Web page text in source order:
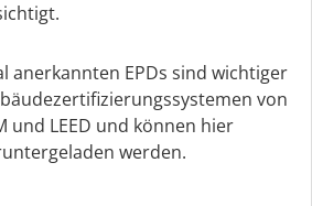
anerkannten EPDs sind wichtiger
von
und LEED und können hier
werden.